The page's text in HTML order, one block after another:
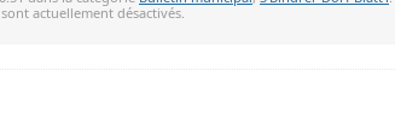
actuellement désactivés.